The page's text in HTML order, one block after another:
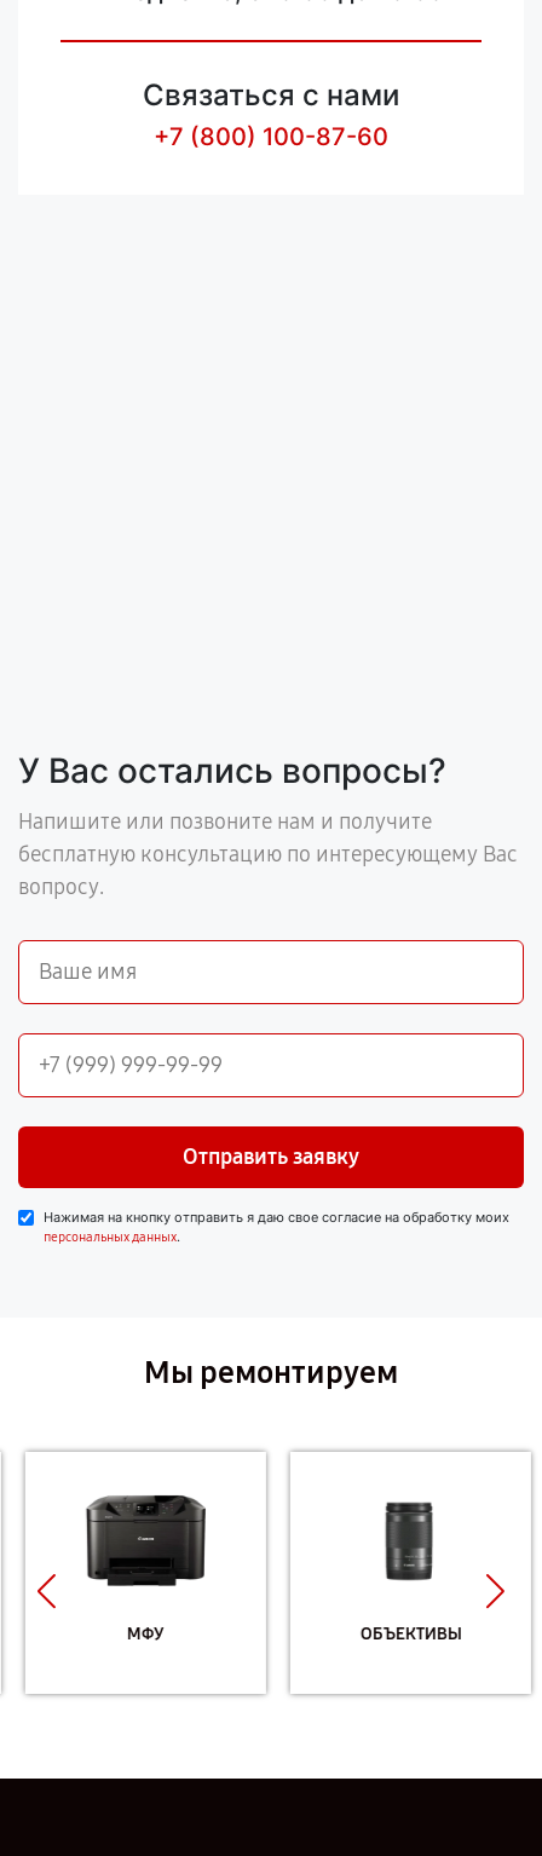
Связаться с нами
+7 (800) 100-87-60
У Вас остались вопросы?
Напишите или позвоните нам и получите
бесплатную консультацию по интересующему Вас
вопросу.
Отправить заявку
Нажимая на кнопку отправить я даю свое согласие на обработку моих
персональных данных.
Мы ремонтируем
МФУ ОБЪЕКТИВЫ